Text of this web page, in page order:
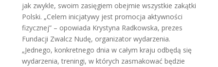
jak zwykle, swoim zasięgiem obejmie wszystkie zakątki
Polski. „Celem inicjatywy jest promocja aktywności
fizycznej” – opowiada Krystyna Radkowska, prezes
Fundacji Zwalcz Nudę, organizator wydarzenia.
„Jednego, konkretnego dnia w całym kraju odbędą się
wydarzenia, treningi, w których zasmakować będzie